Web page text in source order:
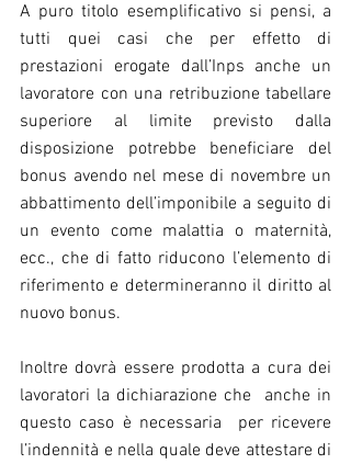
A puro titolo esemplificativo si pensi, a
tutti quei casi che per effetto di
prestazioni erogate dall’Inps anche un
lavoratore con una retribuzione tabellare
superiore al limite previsto dalla
disposizione potrebbe beneficiare del
bonus avendo nel mese di novembre un
abbattimento dell’imponibile a seguito di
un evento come malattia o maternità,
ecc., che di fatto riducono l’elemento di
riferimento e determineranno il diritto al
nuovo bonus.
Inoltre dovrà essere prodotta a cura dei
lavoratori la dichiarazione che  anche in
questo caso è necessaria  per ricevere
l’indennità e nella quale deve attestare di